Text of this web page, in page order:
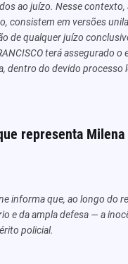
ao juízo. Nesse
consistem em versões
de qualquer juízo
terá assegurado
dentro do devido processo
representa
informa que, ao longo do
e da ampla defesa — a
policial.